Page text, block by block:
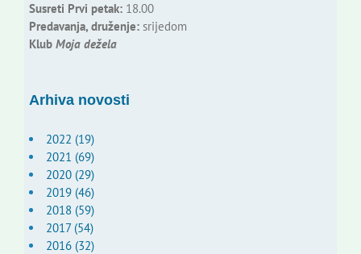
Susreti Prvi petak:18.00
Predavanja, druženje:srijedom
Klub Moja dežela
Arhiva novosti
2022 (19)
2021 (69)
2020 (29)
2019 (46)
2018 (59)
2017 (54)
2016 (32)